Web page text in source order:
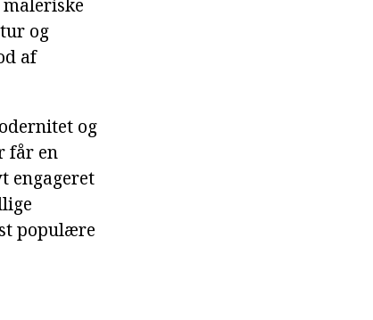
og
af
og
får en
engageret
populære